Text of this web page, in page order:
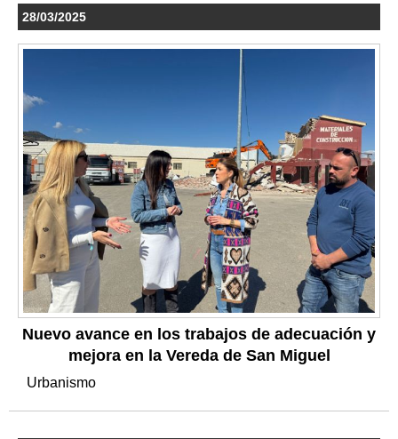
28/03/2025
Nuevo avance en los trabajos de adecuación y
mejora en la Vereda de San Miguel
Urbanismo